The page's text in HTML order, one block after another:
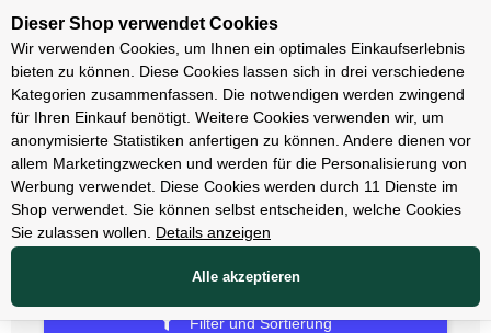
Unsere Filialen
Zubehör
Schlösser
Filter und Sortierung
Dieser Shop verwendet Cookies
Wir verwenden Cookies, um Ihnen ein optimales Einkaufserlebnis
bieten zu können. Diese Cookies lassen sich in drei verschiedene
Kategorien zusammenfassen. Die notwendigen werden zwingend
für Ihren Einkauf benötigt. Weitere Cookies verwenden wir, um
anonymisierte Statistiken anfertigen zu können. Andere dienen vor
allem Marketingzwecken und werden für die Personalisierung von
Werbung verwendet. Diese Cookies werden durch 11 Dienste im
Shop verwendet. Sie können selbst entscheiden, welche Cookies
Sie zulassen wollen.
Details anzeigen
Alle akzeptieren